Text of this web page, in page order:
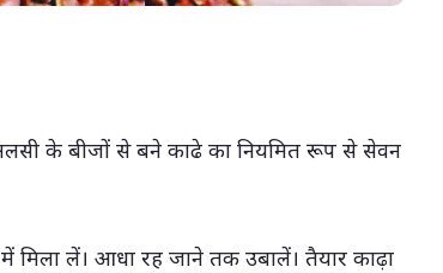
के बीजों से बने काढे का नियमित रूप से सेवन
मिला लें। आधा रह जाने तक उबालें। तैयार काढ़ा